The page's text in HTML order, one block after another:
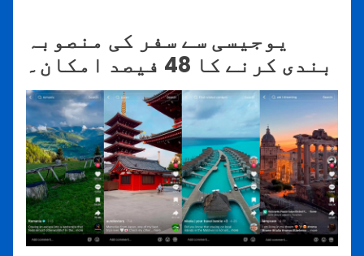
یوجیسی سے سفر کی منصوبہ
بندی کرنے کا 48 فیصد امکان۔